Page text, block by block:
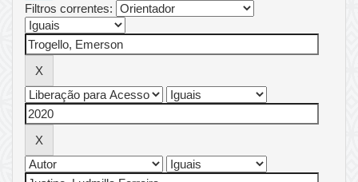
Filtros correntes: